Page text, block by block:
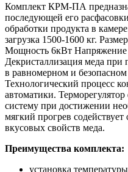
Комплект КРМ-ПА
последующей его
обработки продукта в
загрузка 1500-1600 кг.
Мощность 6кВт
Декристаллизация меда при
в равномерном и
Технологический процесс
автоматики.
систему при достижении
мягкий прогрев
вкусовых свойств меда.
Преимущества комплекта:
установка